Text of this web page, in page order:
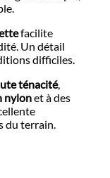
facilite
Un détail
difficiles.
ténacité,
nylonet à des
du terrain.